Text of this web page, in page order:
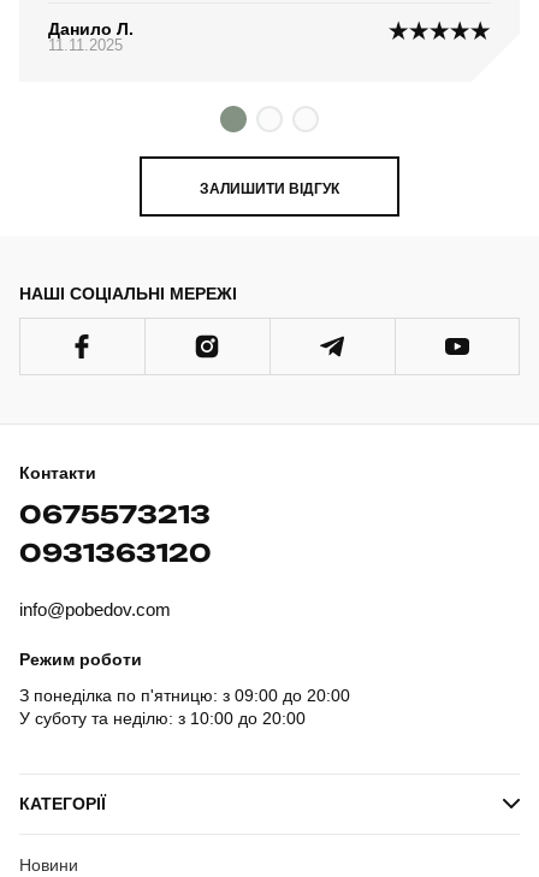
Данило Л.
11.11.2025
ЗАЛИШИТИ ВІДГУК
НАШІ СОЦІАЛЬНІ МЕРЕЖІ
Контакти
0675573213
0931363120
info@pobedov.com
Режим роботи
З понеділка по п'ятницю: з 09:00 до 20:00
У суботу та неділю: з 10:00 до 20:00
КАТЕГОРІЇ
Новини